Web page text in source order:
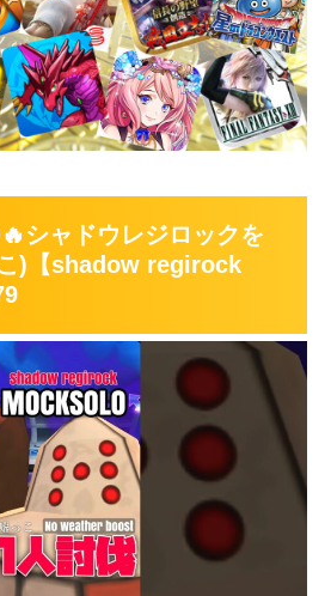
シャドウレジロックを
)【shadow regirock